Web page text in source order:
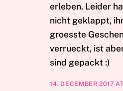
erleben. Leider
nicht geklappt,
groesste
verrueckt, ist
sind gepackt :)
14. DECEMBER 2017